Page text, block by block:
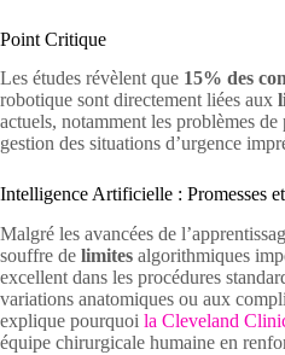
Point Critique
Les études révèlent que 15% des
robotique sont directement liées aux
actuels, notamment les problèmes
gestion des situations d’urgence
Intelligence Artificielle : Promesses
Malgré les avancées de
souffre de limites algorithmiques
excellent dans les procédures
variations anatomiques ou aux
explique pourquoi la Cleveland
équipe chirurgicale humaine en